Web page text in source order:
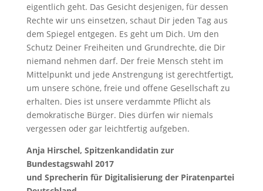
eigentlich geht. Das Gesicht desjenigen, für dessen
Rechte wir uns einsetzen, schaut Dir jeden Tag aus
dem Spiegel entgegen. Es geht um Dich. Um den
Schutz Deiner Freiheiten und Grundrechte, die Dir
niemand nehmen darf. Der freie Mensch steht im
Mittelpunkt und jede Anstrengung ist gerechtfertigt,
um unsere schöne, freie und offene Gesellschaft zu
erhalten. Dies ist unsere verdammte Pflicht als
demokratische Bürger. Dies dürfen wir niemals
vergessen oder gar leichtfertig aufgeben.
Anja Hirschel, Spitzenkandidatin zur
Bundestagswahl 2017
und Sprecherin für Digitalisierung der Piratenpartei